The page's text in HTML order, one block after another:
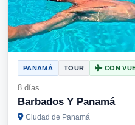
PANAMÁ TOUR CON
8 días
Barbados Y Panamá
Ciudad de Panamá